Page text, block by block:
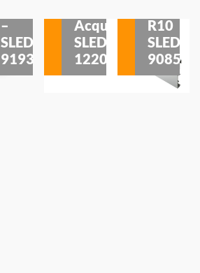
–
SLED
9193
Acqua
SLED
1220
R10
SLED
9085